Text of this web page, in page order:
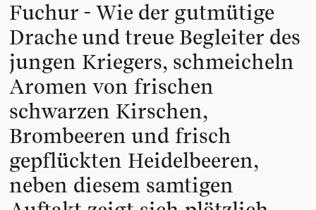
Fuchur - Wie der gutmütige
Drache und treue Begleiter des
jungen Kriegers, schmeicheln
Aromen von frischen
schwarzen Kirschen,
Brombeeren und frisch
gepflückten Heidelbeeren,
neben diesem samtigen